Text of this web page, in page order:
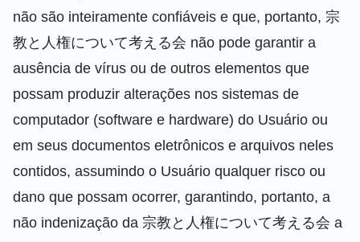
não são inteiramente confiáveis e que, portanto, 宗
教と人権について考える会 não pode garantir a
ausência de vírus ou de outros elementos que
possam produzir alterações nos sistemas de
computador (software e hardware) do Usuário ou
em seus documentos eletrônicos e arquivos neles
contidos, assumindo o Usuário qualquer risco ou
dano que possam ocorrer, garantindo, portanto, a
não indenização da 宗教と人権について考える会 a